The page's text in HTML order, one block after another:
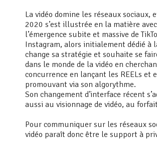
La vidéo domine les réseaux sociaux,
2020 s’est illustrée en la matière avec
l’émergence subite et massive de
Instagram, alors initialement dédié à
change sa stratégie et souhaite se
dans le monde de la vidéo en
concurrence en lançant les REELs et
promouvant via son algorythme.
Son changement d’interface récent
aussi au visionnage de vidéo, au
Pour communiquer sur les réseaux
vidéo paraît donc être le support à